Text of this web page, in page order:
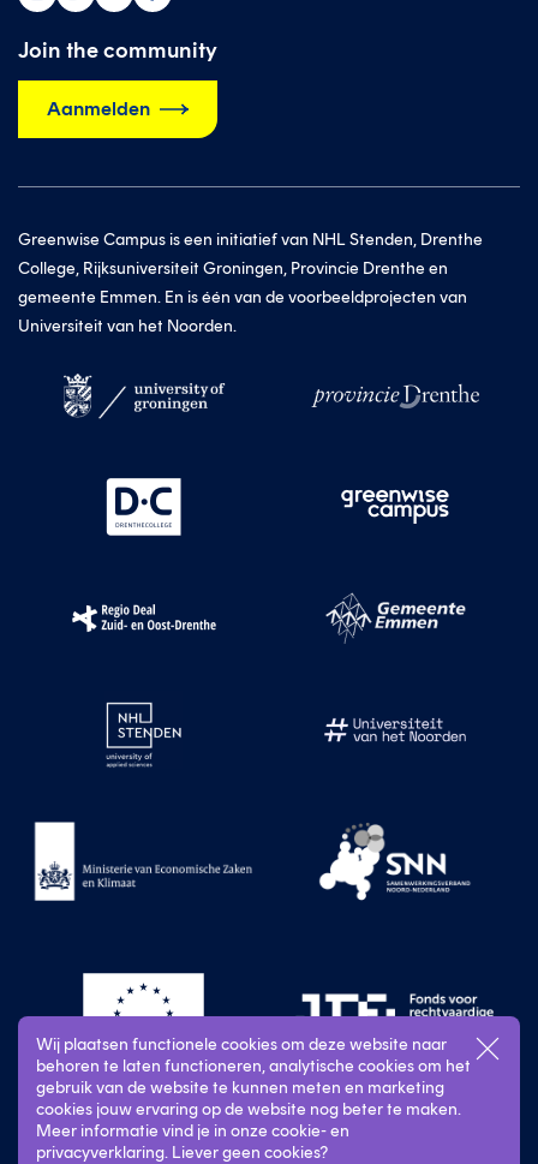
op
instagram
op
twitter
op
linkedin
op
facebook
Join the community
Aanmelden
Greenwise Campus is een initiatief van NHL Stenden, Drenthe
College, Rijksuniversiteit Groningen, Provincie Drenthe en
gemeente Emmen. En is één van de voorbeeldprojecten van
Universiteit van het Noorden.
Wij plaatsen functionele cookies om deze website naar
behoren te laten functioneren, analytische cookies om het
gebruik van de website te kunnen meten en marketing
cookies jouw ervaring op de website nog beter te maken.
Meer informatie vind je in onze cookie- en
privacyverklaring. Liever geen cookies?